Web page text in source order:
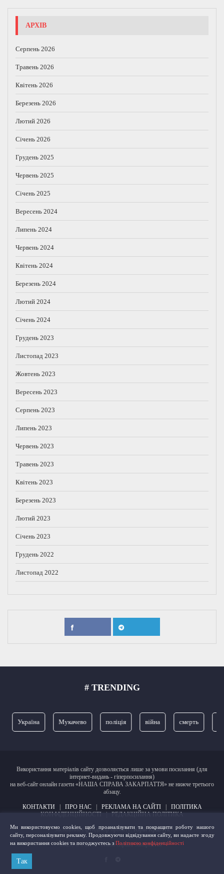
АРХІВ
Серпень 2026
Травень 2026
Квітень 2026
Березень 2026
Лютий 2026
Січень 2026
Грудень 2025
Червень 2025
Січень 2025
Вересень 2024
Липень 2024
Червень 2024
Квітень 2024
Березень 2024
Лютий 2024
Січень 2024
Грудень 2023
Листопад 2023
Жовтень 2023
Вересень 2023
Серпень 2023
Липень 2023
Червень 2023
Травень 2023
Квітень 2023
Березень 2023
Лютий 2023
Січень 2023
Грудень 2022
Листопад 2022
# TRENDING
Україна Мукачево поліція війна смерть
Використання матеріалів сайту дозволяється лише за умови посилання (для
інтернет-видань - гіперпосилання)
на веб-сайт онлайн газети «НАША СПРАВА ЗАКАРПАТТЯ» не нижче третього
абзацу.
КОНТАКТИ| ПРО НАС| РЕКЛАМА НА САЙТІ| ПОЛІТИКА
КОНФІДЕНЦІЙНОСТІ | РЕДАКЦІЙНА ПОЛІТИКА
Засновник і фундатор проєкту:Юрій Кравчук
2023, © Газета "Наша справа Закарпаття"
Ми використовуємо cookies, щоб проаналізувати та покращити роботу нашого
сайту, персоналізувати рекламу. Продовжуючи відвідування сайту, ви надаєте згоду
на використання cookies та погоджуєтесь з Політикою конфіденційності
Так